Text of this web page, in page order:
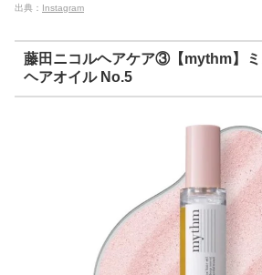
出典： Instagram
藤田ニコルヘアケア③【mythm】
ヘアオイル No.5